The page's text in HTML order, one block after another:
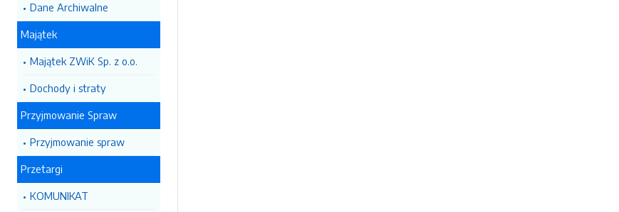
Dane Archiwalne
Majątek
Majątek ZWiK Sp. z o.o.
Dochody i straty
Przyjmowanie Spraw
Przyjmowanie spraw
Przetargi
KOMUNIKAT